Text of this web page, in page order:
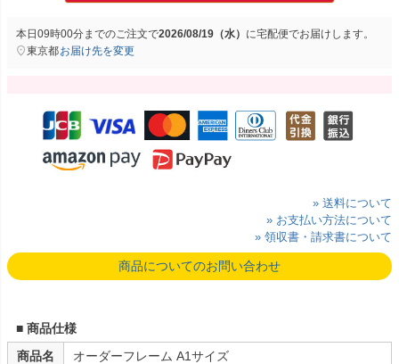
本日09時00分までのご注文で2026/08/19（水） に宅配便でお届けします。
東京都お届け先を変更
» 送料について
» お支払い方法について
» 領収書・請求書について
商品についてのお問い合わせ
■ 商品仕様
商品名
オーダーフレーム A1サイズ